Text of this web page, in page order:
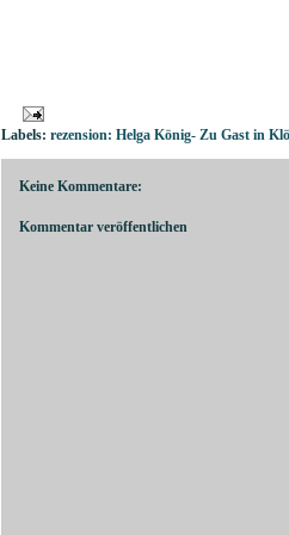
Labels: rezension: Helga König- Zu Gast in
Keine Kommentare:
Kommentar veröffentlichen